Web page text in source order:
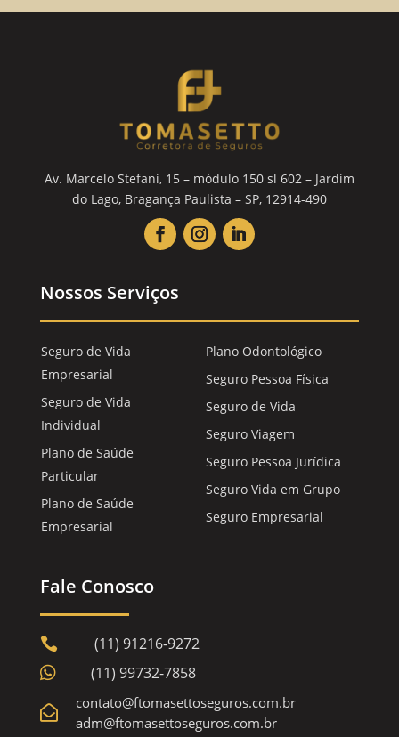
Av. Marcelo Stefani, 15 – módulo 150 sl 602 – Jardim
do Lago, Bragança Paulista – SP, 12914-490
Nossos Serviços
Seguro de Vida
Empresarial
Seguro de Vida
Individual
Plano de Saúde
Particular
Plano de Saúde
Empresarial
Plano Odontológico
Seguro Pessoa Física
Seguro de Vida
Seguro Viagem
Seguro Pessoa Jurídica
Seguro Vida em Grupo
Seguro Empresarial
Fale Conosco
 (11) 91216-9272
 (11) 99732-7858

contato@ftomasettoseguros.com.br
adm@ftomasettoseguros.com.br